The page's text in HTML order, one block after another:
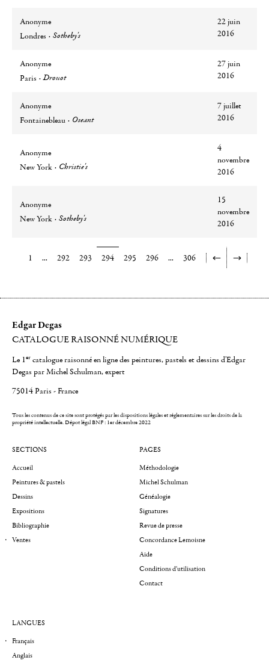
Anonyme
Ville
Londres
Lieu Sotheby's
22 juin
2016
Anonyme
Ville
Paris
Lieu Drouot
27 juin
2016
Anonyme
Ville
Fontainebleau
Lieu Oseant
7 juillet
2016
Anonyme
Ville
New York
Lieu Christie's
4
novembre
2016
Anonyme
Ville
New York
Lieu Sotheby's
15
novembre
2016
1 ... 292 293 294 295 296 ... 306
Edgar Degas
CATALOGUE RAISONNÉ NUMÉRIQUE
Le 1er catalogue raisonné en ligne des peintures, pastels et dessins d'Edgar
Degas par Michel Schulman, expert
75014 Paris - France
Tous les contenus de ce site sont protégés par les dispositions légales et réglementaires sur les droits de la
propriété intellectuelle.Dépot légal BNF : 1er décembre 2022
SECTIONS
Accueil
Peintures & pastels
Dessins
Expositions
Bibliographie
Ventes
PAGES
Méthodologie
Michel Schulman
Généalogie
Signatures
Revue de presse
Concordance Lemoisne
Aide
Conditions d'utilisation
Contact
LANGUES
Français
Anglais